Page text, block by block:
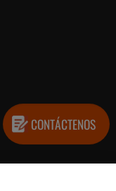
CONTÁCTENOS